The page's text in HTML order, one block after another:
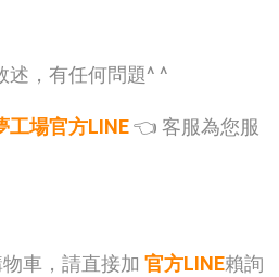
述，有任何問題^ ^
工場官方LINE👈 客服為您服
車，請直接加 官方LINE賴詢